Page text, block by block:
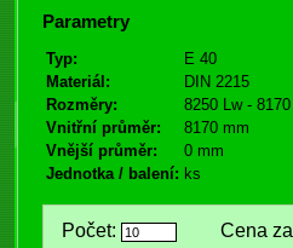
Parametry
Typ:
E 40
Materiál:
DIN 2215
Rozměry:
8250 Lw -
Vnitřní průměr:
8170 mm
Vnější průměr:
0 mm
Jednotka / balení: ks
Počet: Cena za